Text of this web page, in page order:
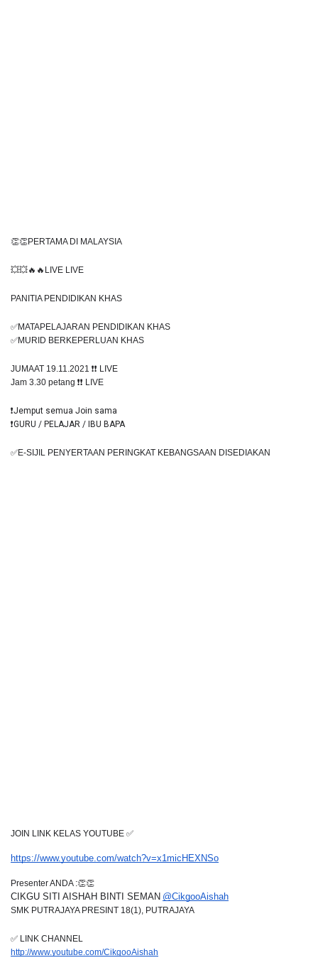
👏👏PERTAMA DI MALAYSIA
💥💥🔥🔥LIVE LIVE
PANITIA PENDIDIKAN KHAS
✅MATAPELAJARAN PENDIDIKAN KHAS
✅MURID BERKEPERLUAN KHAS
JUMAAT 19.11.2021 ❗️❗️ LIVE
Jam 3.30 petang ❗️❗️ LIVE
❗️Jemput semua Join sama
❗️GURU / PELAJAR / IBU BAPA
✅E-SIJIL PENYERTAAN PERINGKAT KEBANGSAAN DISEDIAKAN
JOIN LINK KELAS YOUTUBE ✅
https://www.youtube.com/watch?v=x1micHEXNSo
Presenter ANDA :👏👏
CIKGU SITI AISHAH BINTI SEMAN @CikgooAishah
SMK PUTRAJAYA PRESINT 18(1), PUTRAJAYA
✅ LINK CHANNEL
http://www.youtube.com/CikgooAishah